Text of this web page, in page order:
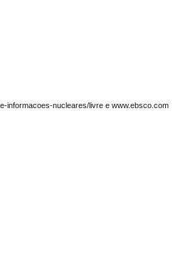
informacoes-nucleares/livre e www.ebsco.com